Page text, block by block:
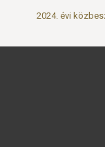
2024. évi